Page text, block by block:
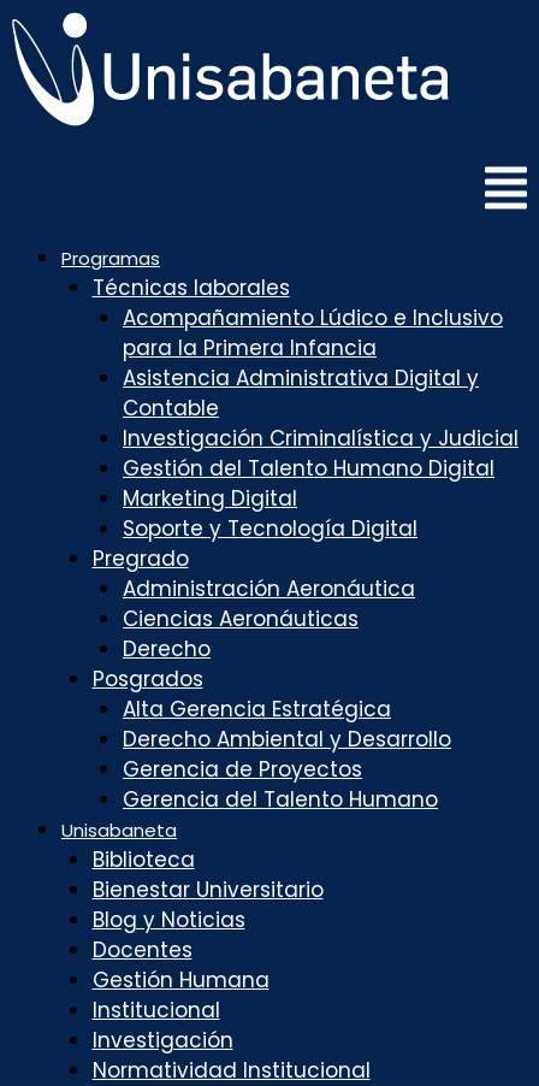
Saltar
al
contenido
Programas
Técnicas laborales
Acompañamiento Lúdico e Inclusivo
para la Primera Infancia
Asistencia Administrativa Digital y
Contable
Investigación Criminalística y Judicial
Gestión del Talento Humano Digital
Marketing Digital
Soporte y Tecnología Digital
Pregrado
Administración Aeronáutica
Ciencias Aeronáuticas
Derecho
Posgrados
Alta Gerencia Estratégica
Derecho Ambiental y Desarrollo
Gerencia de Proyectos
Gerencia del Talento Humano
Unisabaneta
Biblioteca
Bienestar Universitario
Blog y Noticias
Docentes
Gestión Humana
Institucional
Investigación
Normatividad Institucional